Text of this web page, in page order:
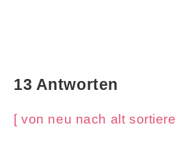
13 Antworten
[ von neu nach alt